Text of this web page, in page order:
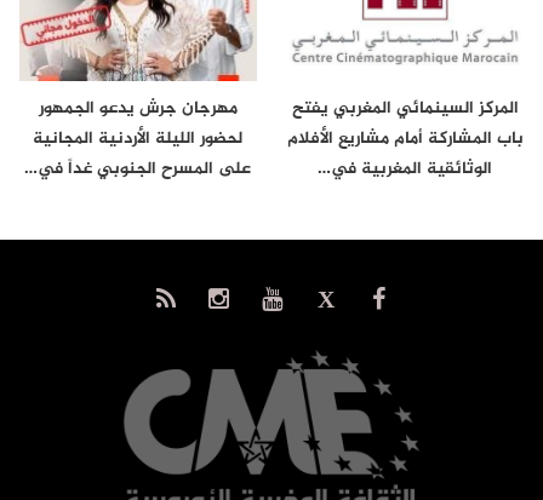
المركز السينمائي المغربي يفتح
باب المشاركة أمام مشاريع الأفلام
الوثائقية المغربية في…
مهرجان جرش يدعو الجمهور
لحضور الليلة الأردنية المجانية
على المسرح الجنوبي غداً في…